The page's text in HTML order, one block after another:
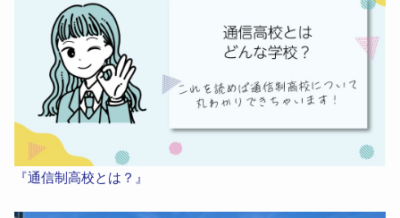
『通信制高校とは？』